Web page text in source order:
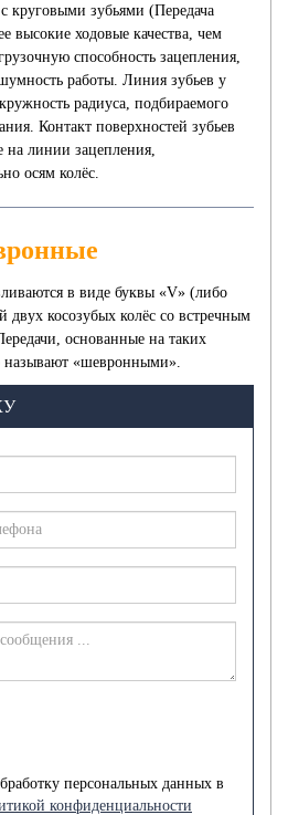
круговыми зубьями (Передача
высокие ходовые качества, чем
способность зацепления,
работы. Линия зубьев у
радиуса, подбираемого
Контакт поверхностей зубьев
на линии зацепления,
осям колёс.
в виде буквы «V» (либо
двух косозубых колёс со встречным
основанные на таких
называют «шевронными».
персональных данных в
конфиденциальности